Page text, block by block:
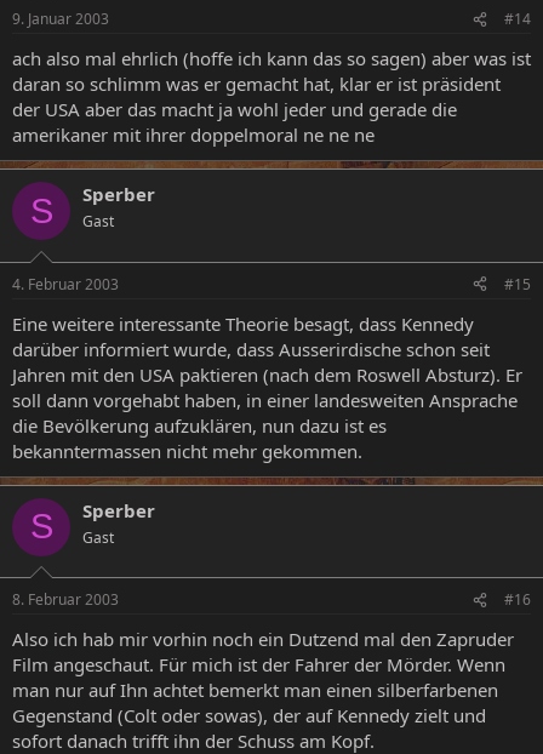
9. Januar 2003 #14
ach also mal ehrlich (hoffe ich kann das so sagen) aber was ist
daran so schlimm was er gemacht hat, klar er ist präsident
der USA aber das macht ja wohl jeder und gerade die
amerikaner mit ihrer doppelmoral ne ne ne
S Sperber
Gast
4. Februar 2003 #15
Eine weitere interessante Theorie besagt, dass Kennedy
darüber informiert wurde, dass Ausserirdische schon seit
Jahren mit den USA paktieren (nach dem Roswell Absturz). Er
soll dann vorgehabt haben, in einer landesweiten Ansprache
die Bevölkerung aufzuklären, nun dazu ist es
bekanntermassen nicht mehr gekommen.
S Sperber
Gast
8. Februar 2003 #16
Also ich hab mir vorhin noch ein Dutzend mal den Zapruder
Film angeschaut. Für mich ist der Fahrer der Mörder. Wenn
man nur auf Ihn achtet bemerkt man einen silberfarbenen
Gegenstand (Colt oder sowas), der auf Kennedy zielt und
sofort danach trifft ihn der Schuss am Kopf.